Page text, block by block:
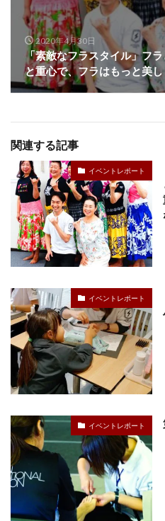
2020年4月30日
「素敵なフラスタイル」フ
と重心で、フラはもっと美
関連する記事
イベントレポート
イベントレポート
イベントレポート